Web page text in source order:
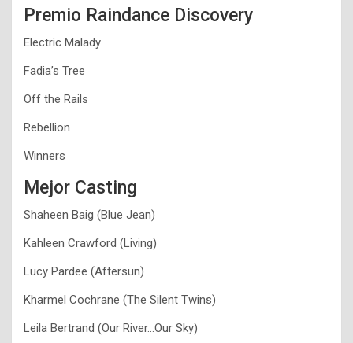
Premio Raindance Discovery
Electric Malady
Fadia’s Tree
Off the Rails
Rebellion
Winners
Mejor Casting
Shaheen Baig (Blue Jean)
Kahleen Crawford (Living)
Lucy Pardee (Aftersun)
Kharmel Cochrane (The Silent Twins)
Leila Bertrand (Our River…Our Sky)